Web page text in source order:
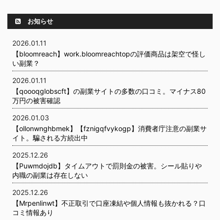
お知らせ
2026.01.11
【bloomreach】work.bloomreachtopの評価商品は架空で怪し
い副業？
2026.01.11
【qoooqglobscft】の副業サイトの多数の口コミ。マイナス80
万円の被害確認
2026.01.03
【ollonwnghbmek】【fznigqfvykogp】消費者庁注意の副業サ
イト。騙される方続出中
2025.12.26
【Puwmdojdb】タイムアウトで罰則金の被害。シール貼りや
内職の副業は存在しない
2025.12.26
【Mrpenlinwt】不正取引で口座凍結や個人情報も抜かれる？口
コミ情報あり